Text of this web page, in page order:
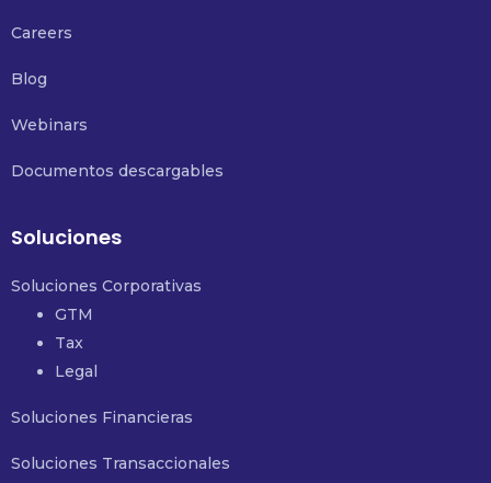
Careers
Blog
Webinars
Documentos descargables
Soluciones
Soluciones Corporativas
GTM
Tax
Legal
Soluciones Financieras
Soluciones Transaccionales